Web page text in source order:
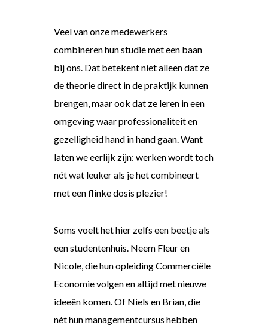
Veel van onze medewerkers
combineren hun studie met een baan
bij ons. Dat betekent niet alleen dat ze
de theorie direct in de praktijk kunnen
brengen, maar ook dat ze leren in een
omgeving waar professionaliteit en
gezelligheid hand in hand gaan. Want
laten we eerlijk zijn: werken wordt toch
nét wat leuker als je het combineert
met een flinke dosis plezier!
Soms voelt het hier zelfs een beetje als
een studentenhuis. Neem Fleur en
Nicole, die hun opleiding Commerciële
Economie volgen en altijd met nieuwe
ideeën komen. Of Niels en Brian, die
nét hun managementcursus hebben